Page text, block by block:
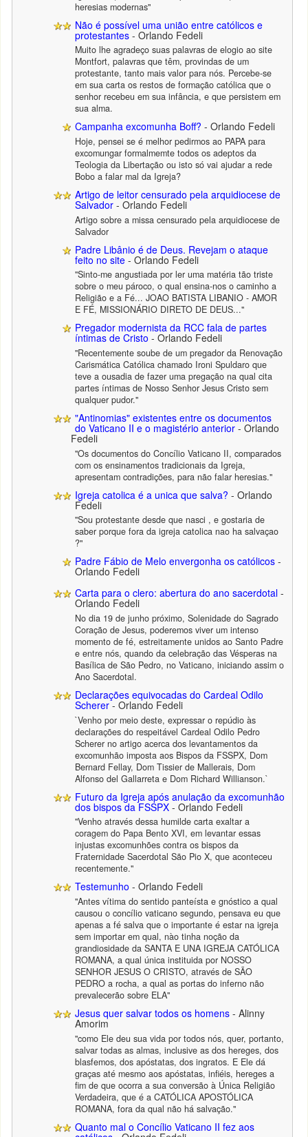
heresias modernas"
Não é possível uma união entre católicos e
protestantes - Orlando Fedeli
Muito lhe agradeço suas palavras de elogio ao site
Montfort, palavras que têm, provindas de um
protestante, tanto mais valor para nós. Percebe-se
em sua carta os restos de formação católica que o
senhor recebeu em sua infância, e que persistem em
sua alma.
Campanha excomunha Boff? - Orlando Fedeli
Hoje, pensei se é melhor pedirmos ao PAPA para
excomungar formalmemte todos os adeptos da
Teologia da Libertação ou isto só vai ajudar a rede
Bobo a falar mal da Igreja?
Artigo de leitor censurado pela arquidiocese de
Salvador - Orlando Fedeli
Artigo sobre a missa censurado pela arquidiocese de
Salvador
Padre Libânio é de Deus. Revejam o ataque
feito no site - Orlando Fedeli
"Sinto-me angustiada por ler uma matéria tão triste
sobre o meu pároco, o qual ensina-nos o caminho a
Religião e a Fé... JOAO BATISTA LIBANIO - AMOR
E FÉ, MISSIONÁRIO DIRETO DE DEUS..."
Pregador modernista da RCC fala de partes
íntimas de Cristo - Orlando Fedeli
"Recentemente soube de um pregador da Renovação
Carismática Católica chamado Ironi Spuldaro que
teve a ousadia de fazer uma pregação na qual cita
partes íntimas de Nosso Senhor Jesus Cristo sem
qualquer pudor."
"Antinomias" existentes entre os documentos
do Vaticano II e o magistério anterior - Orlando
Fedeli
"Os documentos do Concílio Vaticano II, comparados
com os ensinamentos tradicionais da Igreja,
apresentam contradições, para não falar heresias."
Igreja catolica é a unica que salva? - Orlando
Fedeli
"Sou protestante desde que nasci , e gostaria de
saber porque fora da igreja catolica nao ha salvaçao
?"
Padre Fábio de Melo envergonha os católicos -
Orlando Fedeli
Carta para o clero: abertura do ano sacerdotal -
Orlando Fedeli
No dia 19 de junho próximo, Solenidade do Sagrado
Coração de Jesus, poderemos viver um intenso
momento de fé, estreitamente unidos ao Santo Padre
e entre nós, quando da celebração das Vésperas na
Basílica de São Pedro, no Vaticano, iniciando assim o
Ano Sacerdotal.
Declarações equivocadas do Cardeal Odilo
Scherer- Orlando Fedeli
`Venho por meio deste, expressar o repúdio às
declarações do respeitável Cardeal Odilo Pedro
Scherer no artigo acerca dos levantamentos da
excomunhão imposta aos Bispos da FSSPX, Dom
Bernard Fellay, Dom Tissier de Mallerais, Dom
Alfonso del Gallarreta e Dom Richard Willianson.`
Futuro da Igreja após anulação da excomunhão
dos bispos da FSSPX - Orlando Fedeli
"Venho através dessa humilde carta exaltar a
coragem do Papa Bento XVI, em levantar essas
injustas excomunhões contra os bispos da
Fraternidade Sacerdotal São Pio X, que aconteceu
recentemente."
Testemunho - Orlando Fedeli
"Antes vítima do sentido panteísta e gnóstico a qual
causou o concílio vaticano segundo, pensava eu que
apenas a fé salva que o importante é estar na igreja
sem importar em qual, nào tinha noção da
grandiosidade da SANTA E UNA IGREJA CATÓLICA
ROMANA, a qual única instituida por NOSSO
SENHOR JESUS O CRISTO, através de SÃO
PEDRO a rocha, a qual as portas do inferno não
prevalecerão sobre ELA"
Jesus quer salvar todos os homens - Alinny
Amorim
"como Ele deu sua vida por todos nós, quer, portanto,
salvar todas as almas, inclusive as dos hereges, dos
blasfemos, dos apóstatas, dos ingratos. E Ele dá
graças até mesmo aos apóstatas, infiéis, hereges a
fim de que ocorra a sua conversão à Única Religião
Verdadeira, que é a CATÓLICA APOSTÓLICA
ROMANA, fora da qual não há salvação."
Quanto mal o Concílio Vaticano II fez aos